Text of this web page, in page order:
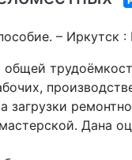
– Иркутск
Дана